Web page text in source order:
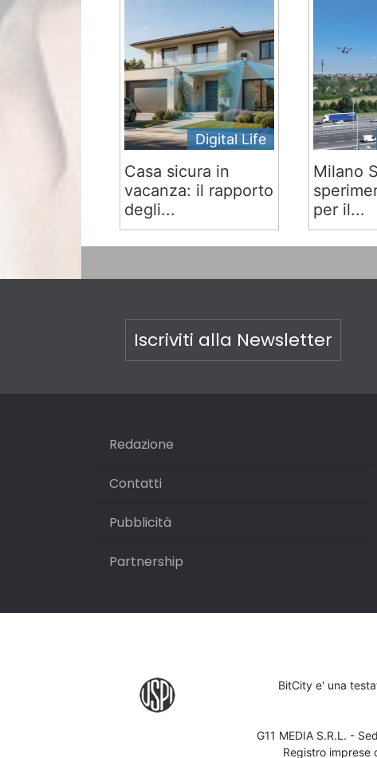
Digital Life
Casa sicura in
vacanza: il rapporto
degli...
Milano
per il...
Iscriviti alla Newsletter
Redazione
Contatti
Pubblicità
Partnership
BitCity e' una
G11 MEDIA S.R.L. -
Registro imprese